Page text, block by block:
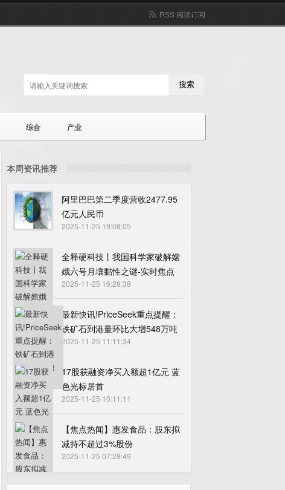
RSS 阅读订阅
搜索
综合 产业
本周资讯推荐
阿里巴巴第二季度营收2477.95
亿元人民币
2025-11-25 19:08:05
全释硬科技丨我国科学家破解嫦
娥六号月壤黏性之谜-实时焦点
2025-11-25 16:28:38
最新快讯!PriceSeek重点提醒：
铁矿石到港量环比大增548万吨
2025-11-25 11:11:34
17股获融资净买入额超1亿元 蓝
色光标居首
2025-11-25 10:11:11
【焦点热闻】惠发食品：股东拟
减持不超过3%股份
2025-11-25 07:28:49